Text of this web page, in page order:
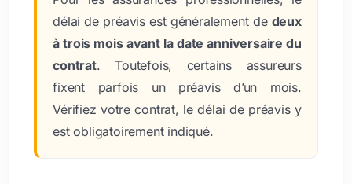
délai de préavis est généralement de deux
à trois mois avant la date anniversaire du
contrat. Toutefois, certains assureurs
fixent parfois un préavis d’un mois.
Vérifiez votre contrat, le délai de préavis y
est obligatoirement indiqué.